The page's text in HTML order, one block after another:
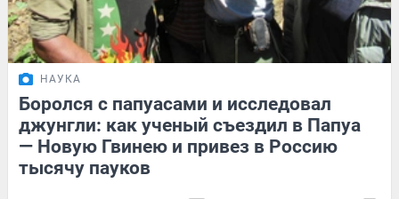
НАУКА
Боролся с папуасами и исследовал
джунгли: как ученый съездил в Папуа
— Новую Гвинею и привез в Россию
тысячу пауков